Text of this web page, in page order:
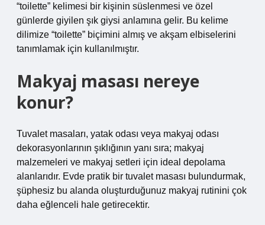
“toilette” kelimesi bir kişinin süslenmesi ve özel
günlerde giyilen şık giysi anlamına gelir. Bu kelime
dilimize “toilette” biçimini almış ve akşam elbiselerini
tanımlamak için kullanılmıştır.
Makyaj masası nereye
konur?
Tuvalet masaları, yatak odası veya makyaj odası
dekorasyonlarının şıklığının yanı sıra; makyaj
malzemeleri ve makyaj setleri için ideal depolama
alanlarıdır. Evde pratik bir tuvalet masası bulundurmak,
şüphesiz bu alanda oluşturduğunuz makyaj rutinini çok
daha eğlenceli hale getirecektir.